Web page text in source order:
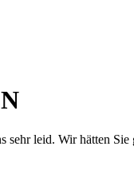
leid. Wir hätten Sie